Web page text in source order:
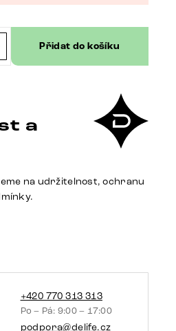
Přidat do košíku
a
na udržitelnost, ochranu
+420 770 313 313
Po – Pá: 9:00 – 17:00
podpora@delife.cz